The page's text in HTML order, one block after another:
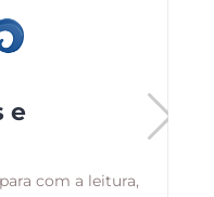
e
com a leitura,